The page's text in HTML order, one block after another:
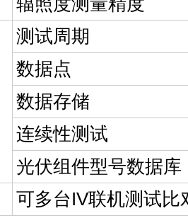
测试周期
数据点
数据存储
连续性测试
光伏组件型号数据库
可多台IV联机测试比